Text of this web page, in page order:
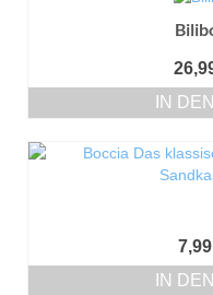
IN
7,99
IN